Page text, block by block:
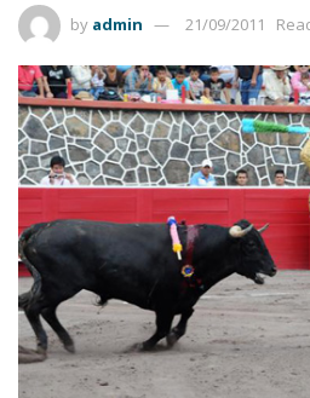
by admin 21/09/2011